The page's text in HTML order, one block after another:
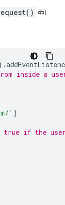
का
inside a
' ]
true if the